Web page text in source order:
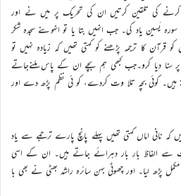
کرنے کی تلقین کرتیں ان کی تحریک پر میں نے اور
یٰسین یاد کی۔ جب انہیں بتا یا تو انہوںنے سجدہ شکر
قرآن کا ترجمہ پڑھنے کو کہتی تھیں کہ زیادہ نہیں تو
سنا دیا کرو۔جب کبھی ہم بچے ان کے پاس ملنےجاتے
ہیں۔ کوئی بچہ تلا وت کردے، کو ئی نظم پڑھ دے اور
کہ نانی اماں کہتی تھیں پہلے پانچ پارے ترجمے سے یاد
سے الفاظ بار بار دہرائے جاتے ہیں۔ ان کے اسی
پڑھ لیا۔ اور چھوٹی بہن سائرہ راشد بھٹی نے بھی با